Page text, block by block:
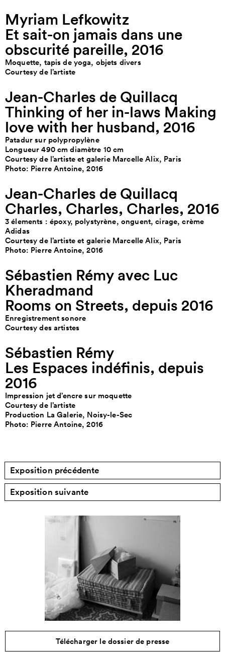
Myriam Lefkowitz
Et sait-on jamais dans une
obscurité pareille, 2016
Moquette, tapis de yoga, objets divers
Courtesy de l’artiste
Jean-Charles de Quillacq
Thinking of her in-laws Making
love with her husband, 2016
Patadur sur polypropylène
Longueur 490 cm diamètre 10 cm
Courtesy de l’artiste et galerie Marcelle Alix, Paris
Photo: Pierre Antoine, 2016
Jean-Charles de Quillacq
Charles, Charles, Charles, 2016
3 élements : époxy, polystyrène, onguent, cirage, crème
Adidas
Courtesy de l’artiste et galerie Marcelle Alix, Paris
Photo: Pierre Antoine, 2016
Sébastien Rémy avec Luc
Kheradmand
Rooms on Streets, depuis 2016
Enregistrement sonore
Courtesy des artistes
Sébastien Rémy
Les Espaces indéfinis, depuis
2016
Impression jet d’encre sur moquette
Courtesy de l’artiste
Production La Galerie, Noisy-le-Sec
Photo: Pierre Antoine, 2016
Exposition précédente
Exposition suivante
Télécharger le dossier de presse